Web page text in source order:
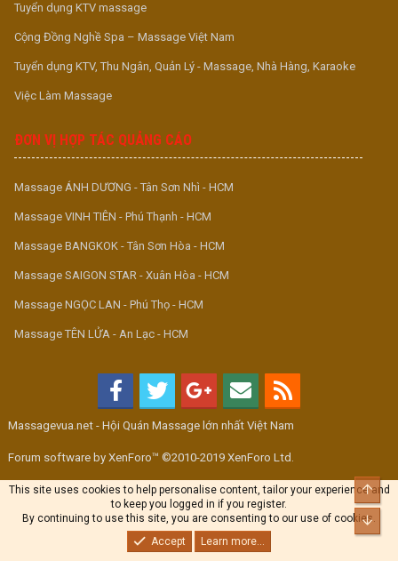
Tuyển dụng KTV massage
Cộng Đồng Nghề Spa – Massage Việt Nam
Tuyển dụng KTV, Thu Ngân, Quản Lý - Massage, Nhà Hàng, Karaoke
Việc Làm Massage
ĐƠN VỊ HỢP TÁC QUẢNG CÁO
Massage ÁNH DƯƠNG - Tân Sơn Nhì - HCM
Massage VINH TIÊN - Phú Thạnh - HCM
Massage BANGKOK - Tân Sơn Hòa - HCM
Massage SAIGON STAR - Xuân Hòa - HCM
Massage NGỌC LAN - Phú Thọ - HCM
Massage TÊN LỬA - An Lạc - HCM
Massagevua.net - Hội Quán Massage lớn nhất Việt Nam
Forum software by XenForo™ ©2010-2019 XenForo Ltd.
This site uses cookies to help personalise content, tailor your experience and
to keep you logged in if you register.
By continuing to use this site, you are consenting to our use of cookies.
Accept
Learn more...
Top